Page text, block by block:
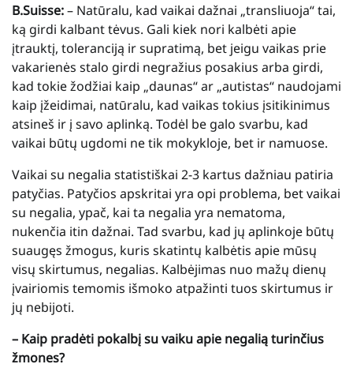
B.Suisse:– Natūralu, kad vaikai dažnai „transliuoja“ tai,
ką girdi kalbant tėvus. Gali kiek nori kalbėti apie
įtrauktį, toleranciją ir supratimą, bet jeigu vaikas prie
vakarienės stalo girdi negražius posakius arba girdi,
kad tokie žodžiai kaip „daunas“ ar „autistas“ naudojami
kaip įžeidimai, natūralu, kad vaikas tokius įsitikinimus
atsineš ir į savo aplinką. Todėl be galo svarbu, kad
vaikai būtų ugdomi ne tik mokykloje, bet ir namuose.
Vaikai su negalia statistiškai 2-3 kartus dažniau patiria
patyčias. Patyčios apskritai yra opi problema, bet vaikai
su negalia, ypač, kai ta negalia yra nematoma,
nukenčia itin dažnai. Tad svarbu, kad jų aplinkoje būtų
suaugęs žmogus, kuris skatintų kalbėtis apie mūsų
visų skirtumus, negalias. Kalbėjimas nuo mažų dienų
įvairiomis temomis išmoko atpažinti tuos skirtumus ir
jų nebijoti.
– Kaip pradėti pokalbį su vaiku apie negalią turinčius
žmones?